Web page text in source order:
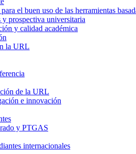
el buen uso de las herramientas
prospectiva universitaria
y calidad académica
la URL
de la URL
e innovación
y PTGAS
internacionales